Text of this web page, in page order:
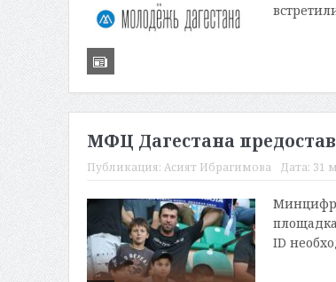
МФЦ Дагестана
Публикация: Асият Ибрагимова Дата: 31
ID